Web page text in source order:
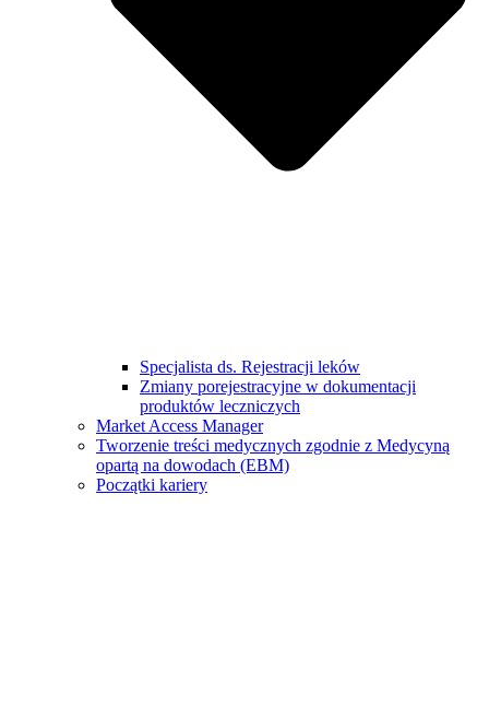
Specjalista ds. Rejestracji leków
Zmiany porejestracyjne w dokumentacji
produktów leczniczych
Market Access Manager
Tworzenie treści medycznych zgodnie z Medycyną
opartą na dowodach (EBM)
Początki kariery